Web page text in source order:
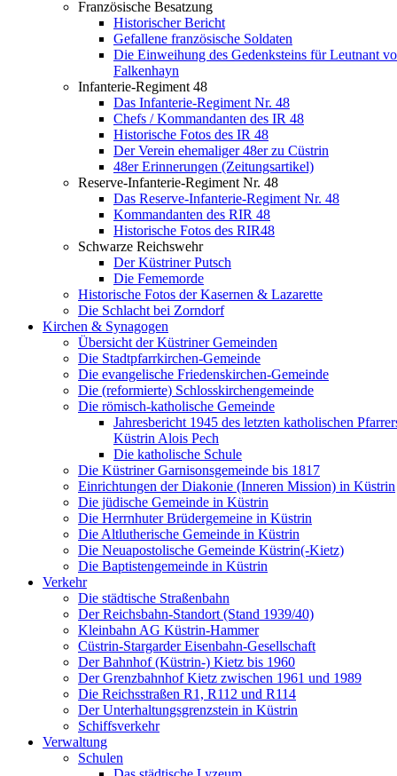
Französische Besatzung
Historischer Bericht
Gefallene französische Soldaten
Die Einweihung des Gedenksteins für Leutnant
Falkenhayn
Infanterie-Regiment 48
Das Infanterie-Regiment Nr. 48
Chefs / Kommandanten des IR 48
Historische Fotos des IR 48
Der Verein ehemaliger 48er zu Cüstrin
48er Erinnerungen (Zeitungsartikel)
Reserve-Infanterie-Regiment Nr. 48
Das Reserve-Infanterie-Regiment Nr. 48
Kommandanten des RIR 48
Historische Fotos des RIR48
Schwarze Reichswehr
Der Küstriner Putsch
Die Fememorde
Historische Fotos der Kasernen & Lazarette
Die Schlacht bei Zorndorf
Kirchen & Synagogen
Übersicht der Küstriner Gemeinden
Die Stadtpfarrkirchen-Gemeinde
Die evangelische Friedenskirchen-Gemeinde
Die (reformierte) Schlosskirchengemeinde
Die römisch-katholische Gemeinde
Jahresbericht 1945 des letzten katholischen
Küstrin Alois Pech
Die katholische Schule
Die Küstriner Garnisonsgemeinde bis 1817
Einrichtungen der Diakonie (Inneren Mission) in Küstrin
Die jüdische Gemeinde in Küstrin
Die Herrnhuter Brüdergemeine in Küstrin
Die Altlutherische Gemeinde in Küstrin
Die Neuapostolische Gemeinde Küstrin(-Kietz)
Die Baptistengemeinde in Küstrin
Verkehr
Die städtische Straßenbahn
Der Reichsbahn-Standort (Stand 1939/40)
Kleinbahn AG Küstrin-Hammer
Cüstrin-Stargarder Eisenbahn-Gesellschaft
Der Bahnhof (Küstrin-) Kietz bis 1960
Der Grenzbahnhof Kietz zwischen 1961 und 1989
Die Reichsstraßen R1, R112 und R114
Der Unterhaltungsgrenzstein in Küstrin
Schiffsverkehr
Verwaltung
Schulen